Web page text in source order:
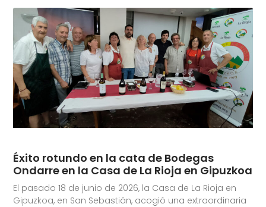
Éxito rotundo en la cata de Bodegas
Ondarre en la Casa de La Rioja en Gipuzkoa
El pasado 18 de junio de 2026, la Casa de La Rioja en
Gipuzkoa, en San Sebastián, acogió una extraordinaria